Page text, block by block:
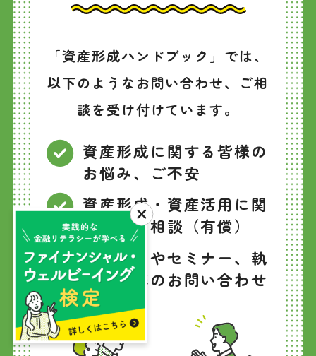
「資産形成ハンドブック」では、
以下のようなお問い合わせ、ご相
談を受け付けています。
資産形成に関する皆様の
お悩み、ご不安
資産形成・資産活用に関
する個別相談（有償）
イベントやセミナー、執
筆や監修のお問い合わせ